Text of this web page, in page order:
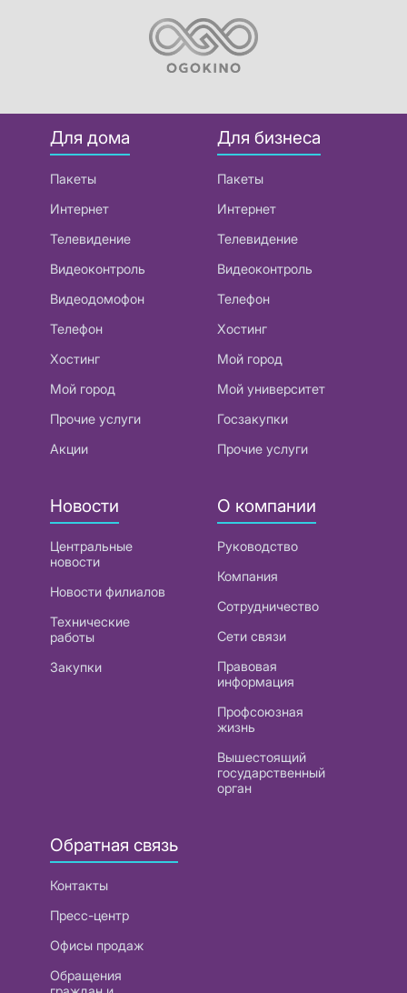
Для дома
Пакеты
Интернет
Телевидение
Видеоконтроль
Видеодомофон
Телефон
Хостинг
Мой город
Прочие услуги
Акции
Для бизнеса
Пакеты
Интернет
Телевидение
Видеоконтроль
Телефон
Хостинг
Мой город
Мой университет
Госзакупки
Прочие услуги
Новости
Центральные
новости
Новости филиалов
Технические
работы
Закупки
О компании
Руководство
Компания
Сотрудничество
Сети связи
Правовая
информация
Профсоюзная
жизнь
Вышестоящий
государственный
орган
Обратная связь
Контакты
Пресс-центр
Офисы продаж
Обращения